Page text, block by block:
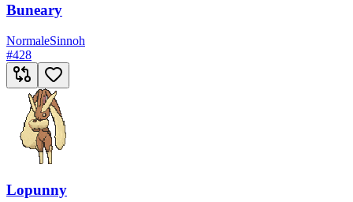
Buneary
NormaleSinnoh
#428
Lopunny